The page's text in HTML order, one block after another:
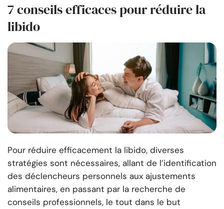
7 conseils efficaces pour réduire la
libido
Pour réduire efficacement la libido, diverses
stratégies sont nécessaires, allant de l’identification
des déclencheurs personnels aux ajustements
alimentaires, en passant par la recherche de
conseils professionnels, le tout dans le but